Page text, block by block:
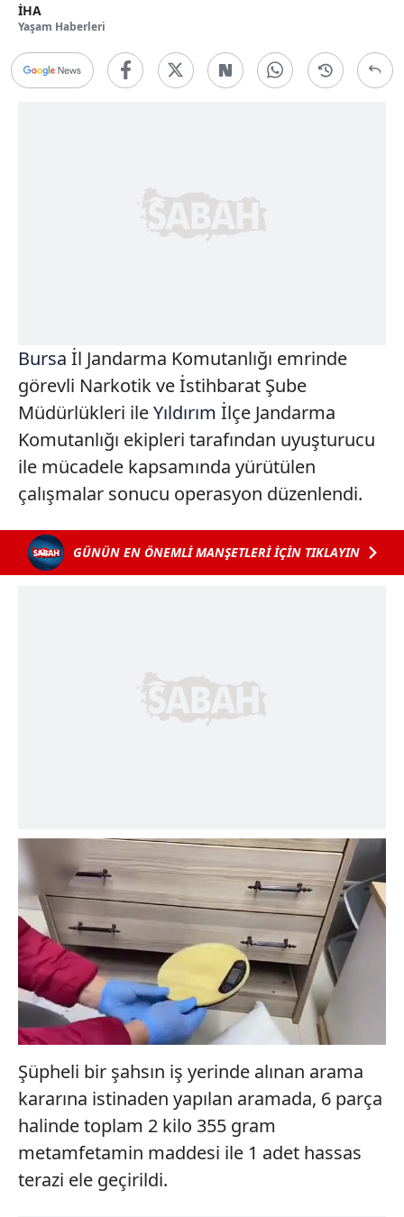
İHA
Yaşam Haberleri
Bursa İl Jandarma Komutanlığı emrinde
görevli Narkotik ve İstihbarat Şube
Müdürlükleri ileYıldırım İlçe Jandarma
Komutanlığı ekipleri tarafından uyuşturucu
ile mücadele kapsamında yürütülen
çalışmalar sonucu operasyon düzenlendi.
GÜNÜN EN ÖNEMLİ MANŞETLERİ İÇİN TIKLAYIN
Şüpheli bir şahsın iş yerinde alınan arama
kararına istinaden yapılan aramada, 6 parça
halinde toplam 2 kilo 355 gram
metamfetamin maddesi ile 1 adet hassas
terazi ele geçirildi.